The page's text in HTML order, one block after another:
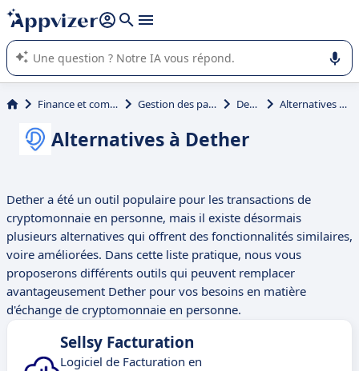
répondre (plusieurs lignes avec
L'IA de Appvizer vous guide dans l'utilisation ou la sélection de
logiciel SaaS en entreprise.
Finance et comptabilité Gestion des paiements Dether Alternatives à Dether
Alternatives à Dether
Dether a été un outil populaire pour les transactions de
cryptomonnaie en personne, mais il existe désormais
plusieurs alternatives qui offrent des fonctionnalités similaires,
voire améliorées. Dans cette liste pratique, nous vous
proposerons différents outils qui peuvent remplacer
avantageusement Dether pour vos besoins en matière
d'échange de cryptomonnaie en personne.
Sellsy Facturation
Logiciel de Facturation en